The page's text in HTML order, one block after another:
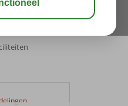
6 personen)